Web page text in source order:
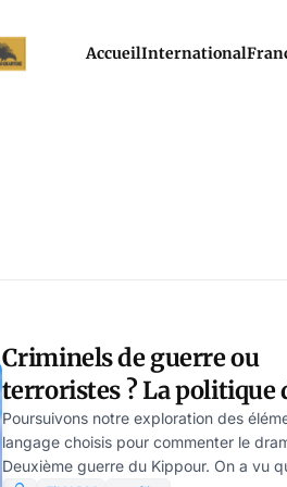
AccueilInternational
Criminels de guerre ou
terroristes ? La politique
l’autruche – par Yves-
Adeline
Poursuivons notre exploration des
langage choisis pour commenter le
Deuxième guerre du Kippour. On a vu